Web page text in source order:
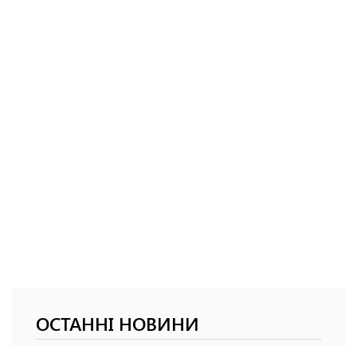
ОСТАННІ НОВИНИ